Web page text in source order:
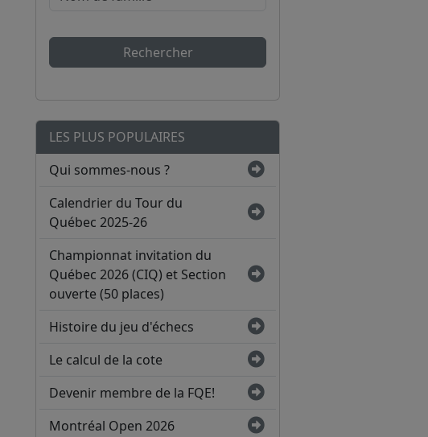
Rechercher
LES PLUS POPULAIRES
Qui sommes-nous ?
Calendrier du Tour du
Québec 2025-26
Championnat invitation du
Québec 2026 (CIQ) et Section
ouverte (50 places)
Histoire du jeu d'échecs
Le calcul de la cote
Devenir membre de la FQE!
Montréal Open 2026